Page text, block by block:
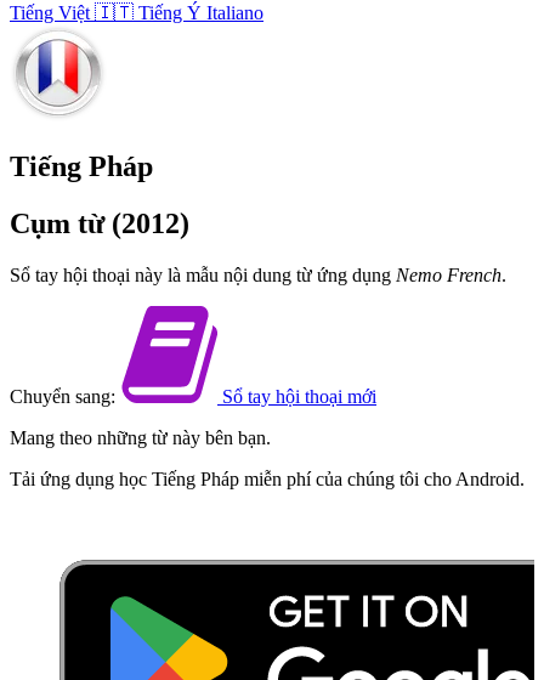
Tiếng Việt 🇮🇹 Tiếng Ý Italiano
Tiếng Pháp
Cụm từ (2012)
Sổ tay hội thoại này là mẫu nội dung từ ứng dụng Nemo French.
Chuyển sang:
Sổ tay hội thoại mới
Mang theo những từ này bên bạn.
Tải ứng dụng học Tiếng Pháp miễn phí của chúng tôi cho Android.